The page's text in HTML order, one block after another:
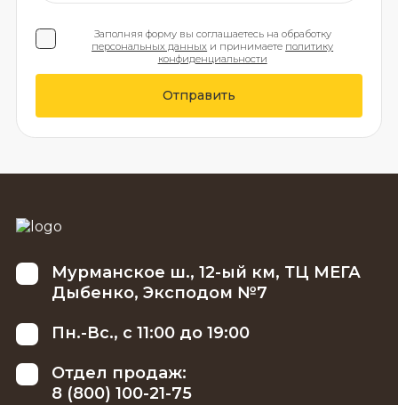
Заполняя форму вы соглашаетесь на обработку
персональных данных и принимаете политику
конфиденциальности
Отправить
Мурманское ш., 12-ый км, ТЦ МЕГА
Дыбенко, Эксподом №7
Пн.-Вс., с 11:00 до 19:00
Отдел продаж:
8 (800) 100-21-75